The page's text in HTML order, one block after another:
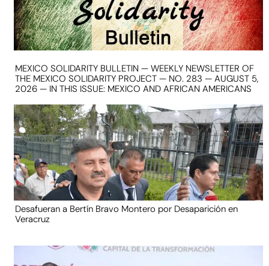
MEXICO SOLIDARITY BULLETIN — WEEKLY NEWSLETTER OF
THE MEXICO SOLIDARITY PROJECT — NO. 283 — AUGUST 5,
2026 — IN THIS ISSUE: MEXICO AND AFRICAN AMERICANS
Desafueran a Bertín Bravo Montero por Desaparición en
Veracruz